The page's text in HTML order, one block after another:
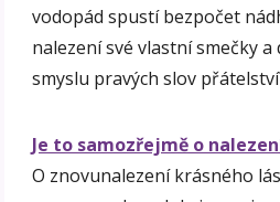
vodopád spustí bezpočet
nalezení své vlastní smečky
smyslu pravých slov
Je to samozřejmě o
O znovunalezení krásného